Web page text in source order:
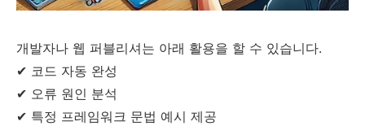
개발자나 웹 퍼블리셔는 아래 활용을 할 수 있습니다.
✔ 코드 자동 완성
✔ 오류 원인 분석
✔ 특정 프레임워크 문법 예시 제공